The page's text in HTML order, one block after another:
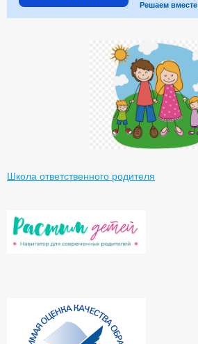
Решаем вместе
Школа ответственного родителя